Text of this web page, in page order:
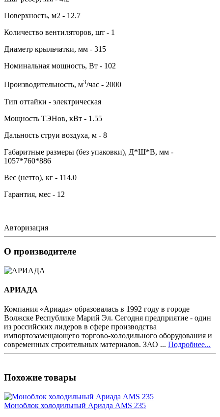
Поверхность, м2 - 12.7
Количество вентиляторов, шт - 1
Диаметр крыльчатки, мм - 315
Номинальная мощность, Вт - 102
Производительность, м3/час - 2000
Тип оттайки - электрическая
Мощность ТЭНов, кВт - 1.55
Дальность струи воздуха, м - 8
Габаритные размеры (без упаковки), Д*Ш*В, мм -
1057*760*886
Вес (нетто), кг - 114.0
Гарантия, мес - 12
Авторизация
О производителе
АРИАДА
Компания «Ариада» образовалась в 1992 году в городе
Волжске Республике Марий Эл. Сегодня предприятие - один
из российских лидеров в сфере производства
импортозамещающего торгово-холодильного оборудования и
современных строительных материалов. ЗАО ... Подробнее...
Похожие товары
Моноблок холодильный Ариада AMS 235